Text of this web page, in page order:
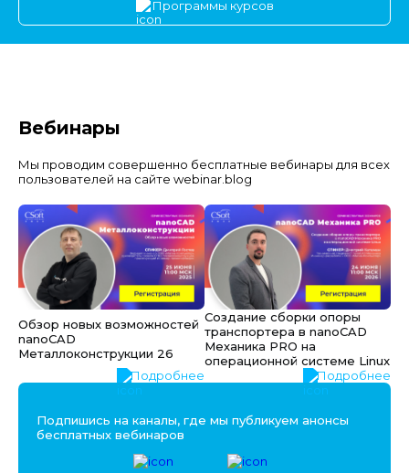
Программы курсов
Вебинары
Мы проводим совершенно бесплатные вебинары для всех
пользователей на сайте webinar.blog
Обзор новых возможностей
nanoCAD
Металлоконструкции 26
Подробнее
Создание сборки опоры
транспортера в nanoCAD
Механика PRO на
операционной системе Linux
Подробнее
Подпишись на каналы, где мы публикуем анонсы
бесплатных вебинаров